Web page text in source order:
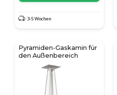
3-5 Wochen
Pyramiden-Gaskamin für
den Außenbereich